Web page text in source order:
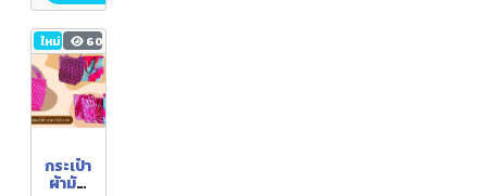
ใหม่ 60
กระเป๋า
ผ้ามัด